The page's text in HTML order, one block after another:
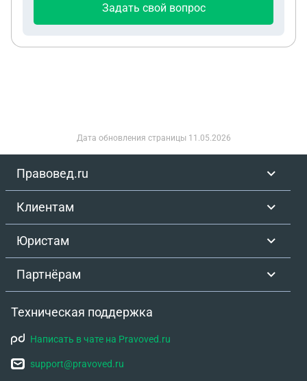
привлекать лишнее внимание военкома, и так уже
по больничному 4) Как снимать ограничения,
успевать на сборы, чтобы избежать проблем со
сборами в будущем?
Задать свой вопрос
Дата обновления страницы 11.05.2026
Правовед.ru
Клиентам
Юристам
Партнёрам
Техническая поддержка
Написать в чате на Pravoved.ru
support@pravoved.ru